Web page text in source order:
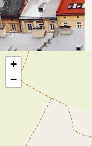
+
−